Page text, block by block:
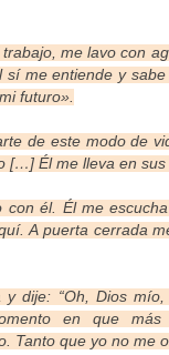
me lavo con
me entiende y
futuro».
de este modo de
[…] Él me lleva en
él. Él me
A puerta cerrada
dije: “Oh, Dios
en que más
Tanto que yo no me